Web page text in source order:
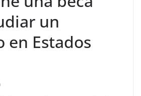
un
en Estados